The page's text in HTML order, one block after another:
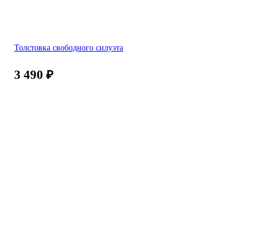
Толстовка свободного силуэта
3 490 ₽